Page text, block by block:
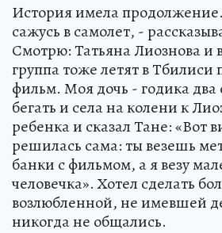
История имела
сажусь в самолет, -
Смотрю: Татьяна Лиознова и
группа тоже летят в Тбилиси
фильм. Моя дочь - годика
бегать и села на колени к
ребенка и сказал Тане: «Вот
решилась сама: ты везешь
банки с фильмом, а я везу
человечка». Хотел сделать
возлюбленной, не имевшей
никогда не общались.